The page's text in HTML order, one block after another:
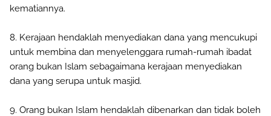
kematiannya.
8. Kerajaan hendaklah menyediakan dana yang mencukupi
untuk membina dan menyelenggara rumah-rumah ibadat
orang bukan Islam sebagaimana kerajaan menyediakan
dana yang serupa untuk masjid.
9. Orang bukan Islam hendaklah dibenarkan dan tidak boleh